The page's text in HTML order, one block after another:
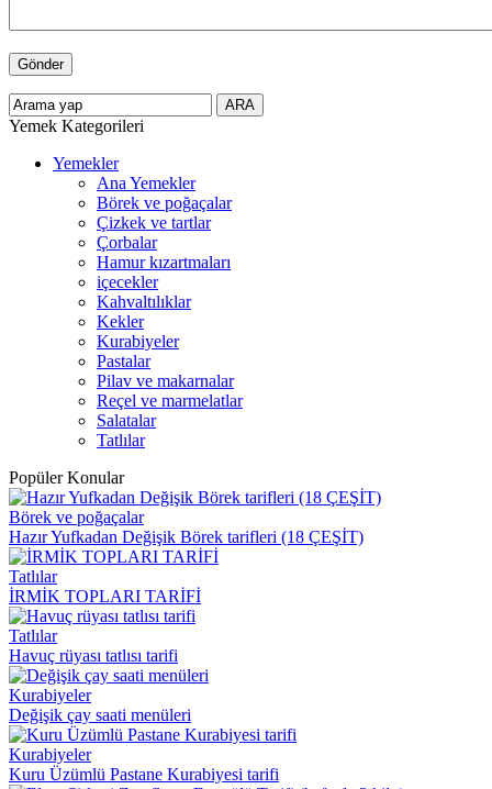
Yemek Kategorileri
Yemekler
Ana Yemekler
Börek ve poğaçalar
Çizkek ve tartlar
Çorbalar
Hamur kızartmaları
içecekler
Kahvaltılıklar
Kekler
Kurabiyeler
Pastalar
Pilav ve makarnalar
Reçel ve marmelatlar
Salatalar
Tatlılar
Popüler Konular
Börek ve poğaçalar
Hazır Yufkadan Değişik Börek tarifleri (18 ÇEŞİT)
Tatlılar
İRMİK TOPLARI TARİFİ
Tatlılar
Havuç rüyası tatlısı tarifi
Kurabiyeler
Değişik çay saati menüleri
Kurabiyeler
Kuru Üzümlü Pastane Kurabiyesi tarifi